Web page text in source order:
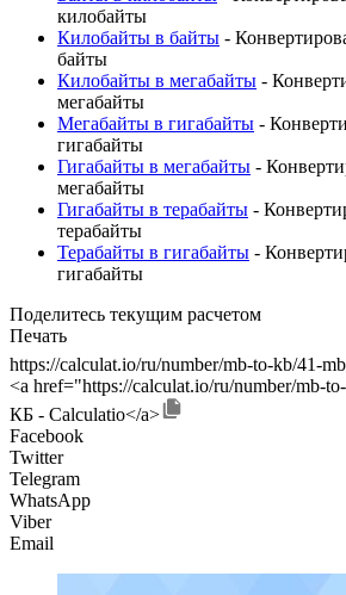
килобайты
Килобайты в байты -
байты
Килобайты в мегабайты -
мегабайты
Мегабайты в гигабайты -
гигабайты
Гигабайты в мегабайты -
мегабайты
Гигабайты в терабайты -
терабайты
Терабайты в гигабайты -
гигабайты
Поделитесь текущим расчетом
Печать
https://calculat.io/ru/number/mb-to-kb/41-mb
<a href="https://calculat.io/ru/number/mb-
КБ - Calculatio</a>
Facebook
Twitter
Telegram
WhatsApp
Viber
Email